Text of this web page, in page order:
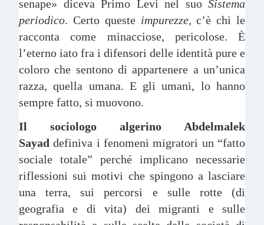
senape» diceva Primo Levi nel suo Sistema
periodico. Certo queste impurezze, c’è chi le
racconta come minacciose, pericolose. È
l’eterno iato fra i difensori delle identità pure e
coloro che sentono di appartenere a un’unica
razza, quella umana. E gli umani, lo hanno
sempre fatto, si muovono.
Il sociologo algerino Abdelmalek
Sayad definiva i fenomeni migratori un “fatto
sociale totale” perché implicano necessarie
riflessioni sui motivi che spingono a lasciare
una terra, sui percorsi e sulle rotte (di
geografia e di vita) dei migranti e sulle